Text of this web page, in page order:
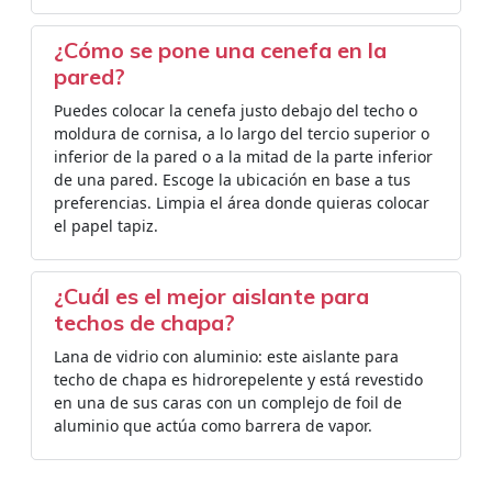
¿Cómo se pone una cenefa en la
pared?
Puedes colocar la cenefa justo debajo del techo o
moldura de cornisa, a lo largo del tercio superior o
inferior de la pared o a la mitad de la parte inferior
de una pared. Escoge la ubicación en base a tus
preferencias. Limpia el área donde quieras colocar
el papel tapiz.
¿Cuál es el mejor aislante para
techos de chapa?
Lana de vidrio con aluminio: este aislante para
techo de chapa es hidrorepelente y está revestido
en una de sus caras con un complejo de foil de
aluminio que actúa como barrera de vapor.